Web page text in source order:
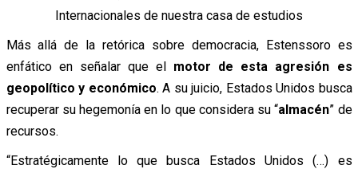
Internacionales de nuestra casa de estudios
Más allá de la retórica sobre democracia, Estenssoro es
enfático en señalar que el motor de esta agresión es
geopolítico y económico. A su juicio, Estados Unidos busca
recuperar su hegemonía en lo que considera su “almacén” de
recursos.
“Estratégicamente lo que busca Estados Unidos (…) es